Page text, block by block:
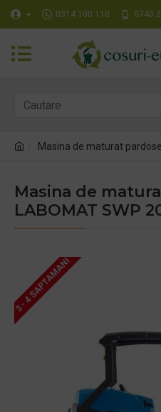
0314 100 110 0740
Masina de maturat
Masina de
LABOMAT SWP
3 - 4 SAPTAMANI